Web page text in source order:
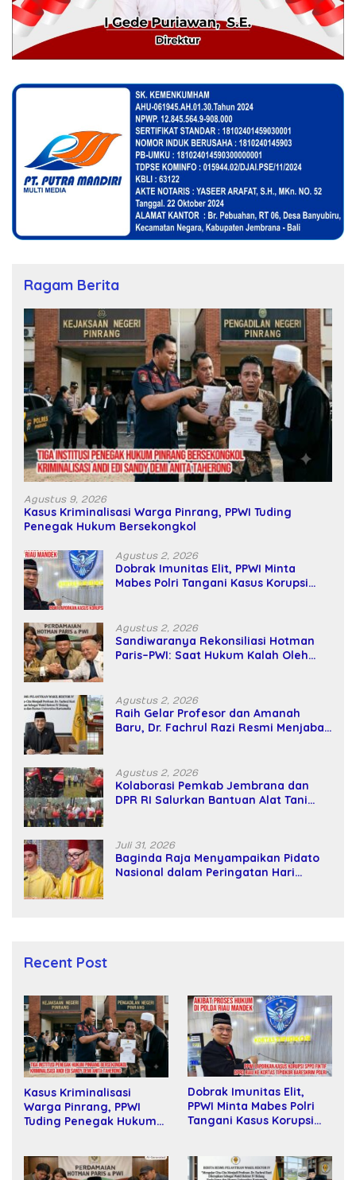
Ragam Berita
Agustus 9, 2026
Kasus Kriminalisasi Warga Pinrang, PPWI Tuding
Penegak Hukum Bersekongkol
Agustus 2, 2026
Dobrak Imunitas Elit, PPWI Minta
Mabes Polri Tangani Kasus Korupsi
Agustus 2, 2026
Sandiwaranya Rekonsiliasi Hotman
Paris–PWI: Saat Hukum Kalah Oleh
Agustus 2, 2026
Raih Gelar Profesor dan Amanah
Baru, Dr. Fachrul Razi Resmi Menjabat
Agustus 2, 2026
Kolaborasi Pemkab Jembrana dan
DPR RI Salurkan Bantuan Alat Tani
Juli 31, 2026
Baginda Raja Menyampaikan Pidato
Nasional dalam Peringatan Hari
Recent Post
Kasus Kriminalisasi
Warga Pinrang, PPWI
Tuding Penegak Hukum
Dobrak Imunitas Elit,
PPWI Minta Mabes Polri
Tangani Kasus Korupsi